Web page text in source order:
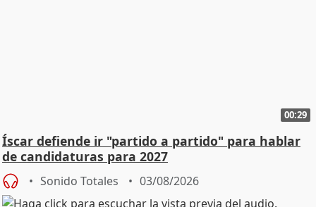
00:29
Íscar defiende ir "partido a partido" para hablar
de candidaturas para 2027
Sonido Totales 03/08/2026